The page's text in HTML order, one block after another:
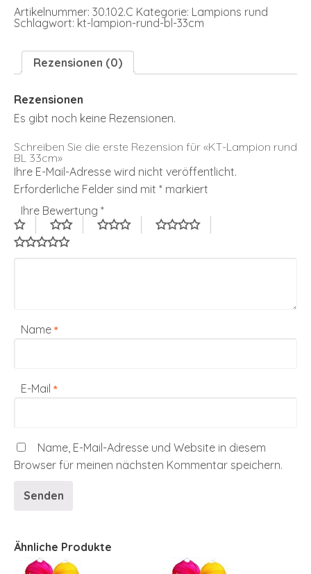
Artikelnummer: 30.102.C Kategorie: Lampions rund
Schlagwort: kt-lampion-rund-bl-33cm
Rezensionen (0)
Rezensionen
Es gibt noch keine Rezensionen.
Schreiben Sie die erste Rezension für «KT-Lampion rund
BL 33cm»
Ihre E-Mail-Adresse wird nicht veröffentlicht.
Erforderliche Felder sind mit * markiert
Ihre Bewertung *
Name *
E-Mail *
Name, E-Mail-Adresse und Website in diesem
Browser für meinen nächsten Kommentar speichern.
Ähnliche Produkte